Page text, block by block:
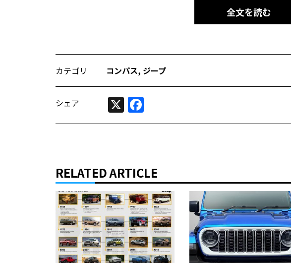
全文を読む
カテゴリ コンパス, ジープ
シェア X
RELATED ARTICLE